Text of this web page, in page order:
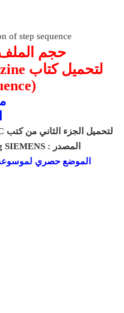
of step sequence
حجم الملف 1.03
لتحميل كتاب
لتحميل الجزء الثاني من كتب Logo-PLC شركة سيمنز PDF
المصدر : LOGO! Practical Training SIEMENS
الموضع حصري